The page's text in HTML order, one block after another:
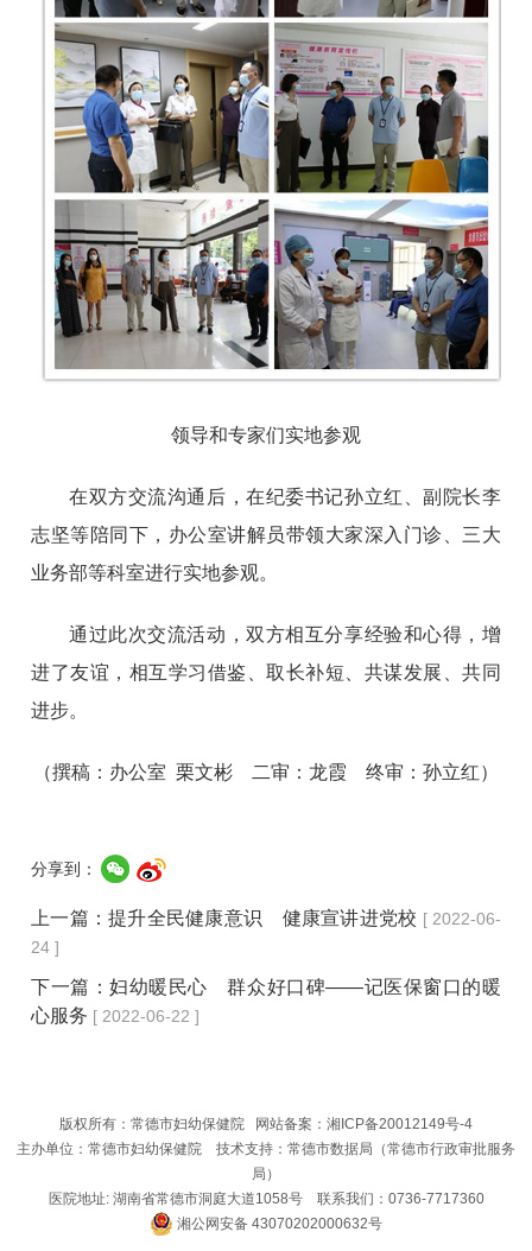
领导和专家们实地参观
在双方交流沟通后，在纪委书记孙立红、副院长李
志坚等陪同下，办公室讲解员带领大家深入门诊、三大
业务部等科室进行实地参观。
通过此次交流活动，双方相互分享经验和心得，增
进了友谊，相互学习借鉴、取长补短、共谋发展、共同
进步。
（撰稿：办公室 栗文彬 二审：龙霞 终审：孙立红）
分享到：
上一篇：提升全民健康意识 健康宣讲进党校 [ 2022-06-
24 ]
下一篇：妇幼暖民心 群众好口碑——记医保窗口的暖
心服务 [ 2022-06-22 ]
版权所有：常德市妇幼保健院 网站备案： 湘ICP备20012149号-4
主办单位：常德市妇幼保健院 技术支持：常德市数据局（常德市行政审批服务
局）
医院地址: 湖南省常德市洞庭大道1058号 联系我们：0736-7717360
湘公网安备 43070202000632号